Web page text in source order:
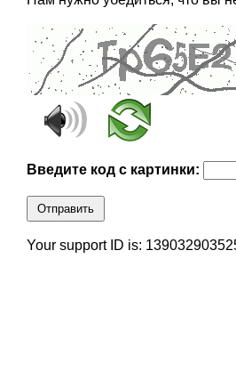
Введите код с картинки:
Отправить
Your support ID is: